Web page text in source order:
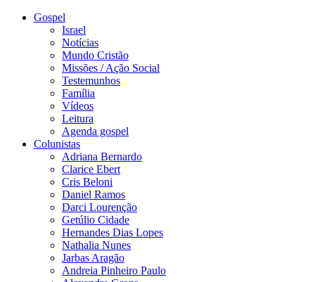
Gospel
Israel
Notícias
Mundo Cristão
Missões / Ação Social
Testemunhos
Família
Vídeos
Leitura
Agenda gospel
Colunistas
Adriana Bernardo
Clarice Ebert
Cris Beloni
Daniel Ramos
Darci Lourenção
Getúlio Cidade
Hernandes Dias Lopes
Nathalia Nunes
Jarbas Aragão
Andreia Pinheiro Paulo